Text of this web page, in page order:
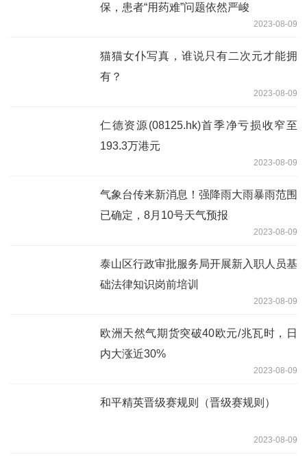
保，患者“用药难”问题依然严峻
2023-08-09
猫猫女仆写真，谁说只有二次元才能拥
有？
2023-08-09
仁德资源(08125.hk)首季净亏损收窄至
193.3万港元
2023-08-09
气象台传来新消息！强降雨大雨暴雨范围
已确定，8月10号天气预报
2023-08-09
泰山区行政审批服务局开展新入职人员基
础法律知识岗前培训
2023-08-09
欧洲天然气期货突破40欧元/兆瓦时，日
内大涨近30%
2023-08-09
和平精英晋级赛规则（晋级赛规则）
2023-08-09